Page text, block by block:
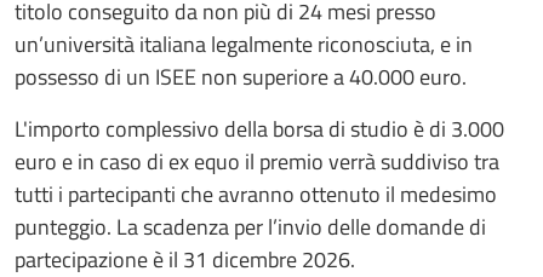
titolo conseguito da non più di 24 mesi presso
un’università italiana legalmente riconosciuta, e in
possesso di un ISEE non superiore a 40.000 euro.
L'importo complessivo della borsa di studio è di 3.000
euro e in caso di ex equo il premio verrà suddiviso tra
tutti i partecipanti che avranno ottenuto il medesimo
punteggio. La scadenza per l’invio delle domande di
partecipazione è il 31 dicembre 2026.